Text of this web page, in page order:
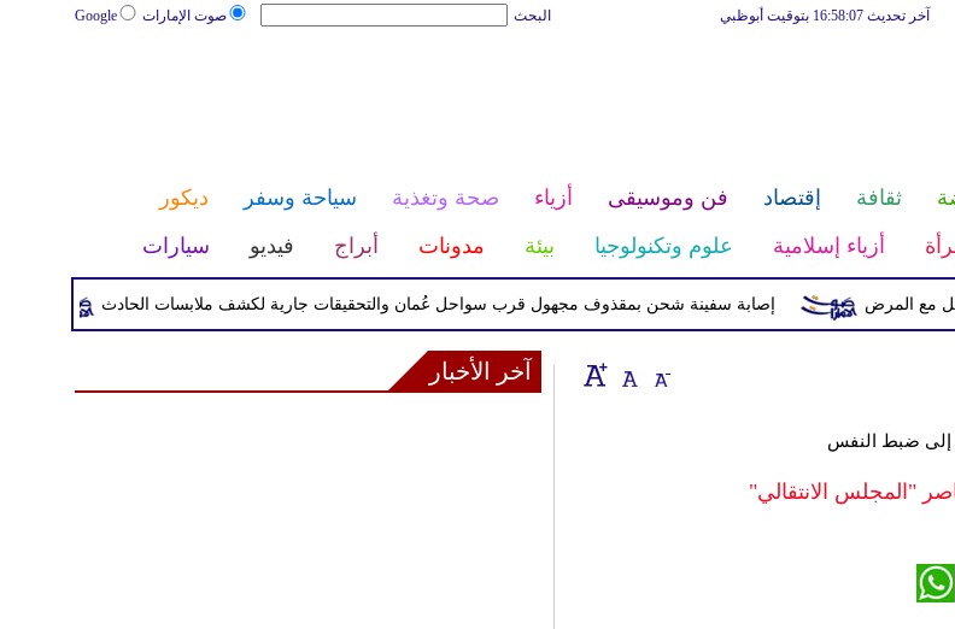
صوت الإمارات Google البحث آخر تحديث 16:58:07 بتوقيت أبوظبي
ثقافة إقتصاد فن وموسيقى أزياء صحة وتغذية سياحة وسفر
ديكور
أزياء إسلامية علوم وتكنولوجيا بيئة مدونات أبراج فيديو سيارات
إصابة سفينة شحن بمقذوف مجهول قرب سواحل عُمان والتحقيقات جارية لكشف ملابسات الحادث المرض
إلى ضبط النفس
"المجلس الانتقالي"
آخر الأخبار